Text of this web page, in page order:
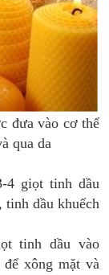
đưa vào cơ thể
qua da
4 giọt tinh dầu
tinh dầu khuếch
tinh dầu vào
xông mặt và